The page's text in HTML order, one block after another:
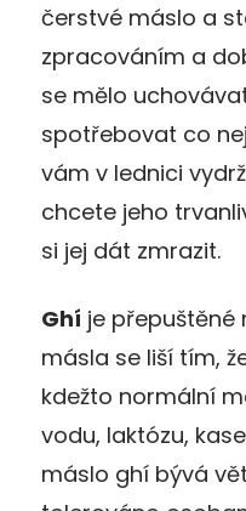
čerstvé máslo a
zpracováním a
se mělo
spotřebovat co
vám v lednici
chcete jeho
si jej dát zmrazit.
Ghí je přepuštěné
másla se liší tím,
kdežto normální
vodu, laktózu,
máslo ghí bývá